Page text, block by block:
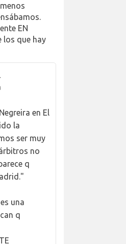
EN
los que hay
en El
la
ser muy
no
q
una
q